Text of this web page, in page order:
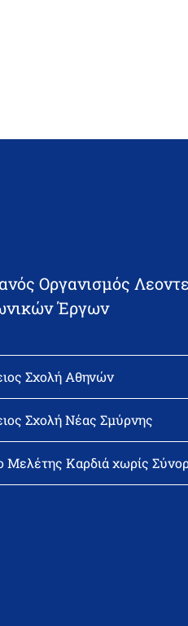
Οργανισμός
Έργων
Σχολή Αθηνών
Σχολή Νέας Σμύρνης
Μελέτης Καρδιά χωρίς